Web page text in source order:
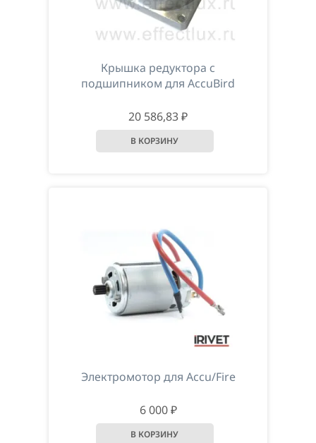
Крышка редуктора с
подшипником для AccuBird
20 586,83 ₽
Электромотор для Accu/Fire
6 000 ₽